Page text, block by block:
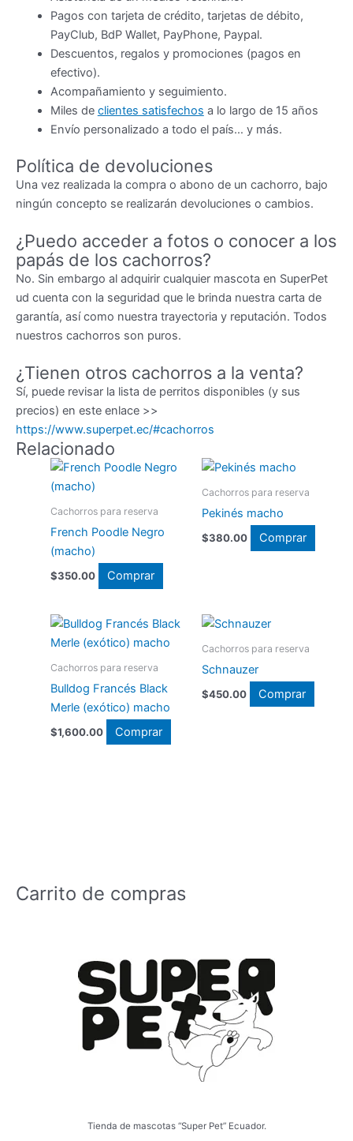
Pagos con tarjeta de crédito, tarjetas de débito,
PayClub, BdP Wallet, PayPhone, Paypal.
Descuentos, regalos y promociones (pagos en
efectivo).
Acompañamiento y seguimiento.
Miles de clientes satisfechos a lo largo de 15 años
Envío personalizado a todo el país… y más.
Política de devoluciones
Una vez realizada la compra o abono de un cachorro, bajo
ningún concepto se realizarán devoluciones o cambios.
¿Puedo acceder a fotos o conocer a los
papás de los cachorros?
No. Sin embargo al adquirir cualquier mascota en SuperPet
ud cuenta con la seguridad que le brinda nuestra carta de
garantía, así como nuestra trayectoria y reputación. Todos
nuestros cachorros son puros.
¿Tienen otros cachorros a la venta?
Sí, puede revisar la lista de perritos disponibles (y sus
precios) en este enlace >>
https://www.superpet.ec/#cachorros
Relacionado
Cachorros para reserva
French Poodle Negro
(macho)
$350.00 Comprar
Cachorros para reserva
Pekinés macho
$380.00 Comprar
Cachorros para reserva
Bulldog Francés Black
Merle (exótico) macho
$1,600.00 Comprar
Cachorros para reserva
Schnauzer
$450.00 Comprar
Carrito de compras
Tienda de mascotas “Super Pet” Ecuador.